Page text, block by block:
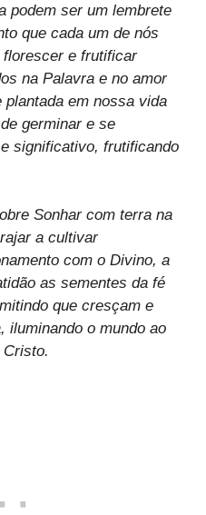
podem ser um lembrete
que cada um de nós
florescer e frutificar
na Palavra e no amor
plantada em nossa vida
germinar e se
significativo, frutificando
Sonhar com terra na
a cultivar
com o Divino, a
as sementes da fé
que cresçam e
iluminando o mundo ao